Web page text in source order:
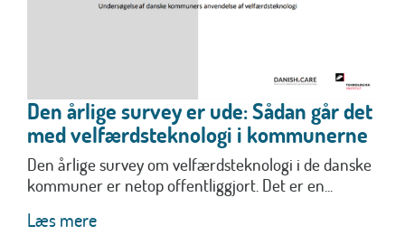
Den årlige survey er ude: Sådan går det
med velfærdsteknologi i kommunerne
Den årlige survey om velfærdsteknologi i de danske
kommuner er netop offentliggjort. Det er en...
Læs mere